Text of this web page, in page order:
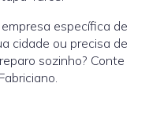
específica de
cidade ou precisa de
sozinho? Conte